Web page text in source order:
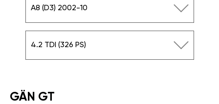
A8 (D3) 2002-10
4.2 TDI (326 PS)
GÄN GT